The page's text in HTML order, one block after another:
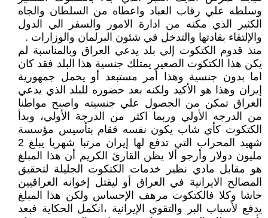
وسلطه علي رقاب العباد واعطاه من السلطان والجاه
الكثير الذي مكنه من ادارة الامور والسفر الي الدول
والإلتقاء بقادتها والتدخل في شئون البرلمان والوزارات .
منذ قدوم الكتكوت إلي بلد يدعي العراق وبالمناسبة لم
يكن هذا الكتكوت الصغير يمتلك جنسية هذا البلد فقد كان
اما بدون جنسية وهذا أمر مستبعد أو يحمل جمهورية
إيران وهذا هو الأكيد ولكنه بعد حضوره للبلد الذي يدعي
العراق تمكن من الحصول علي جنسيته واصبح مواطنا
من الدرجه الأولي وربما اكثر من الدرجة الأولي، وبدأ
الكتكوت كأي شاب يكون نفسه فقام بتأسيس مؤسسة
شهيد المحراب التي تدفع لها إيران مرتبا شهريا يبلغ 2
مليون دولار وأرجو ألا يظن القارئ الكريم أن هذا المبلغ
هو مقابل مادي نظير خدمات الكتكوت الجليلة لتحقيق
المصالح الايرانية في العراق أو ليقتل إخوانه العراقيين
حاشا وكلا فالكتكوت مرهف الإحساس ولكن هذا المبلغ
يدفع لأسباب البر والتقوي الإيرانية ،انكمل الحكاية فبعد